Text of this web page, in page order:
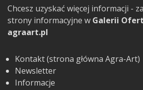
Chcesz uzyskać więcej informacji -
strony informacyjne w Galerii
agraart.pl
Kontakt (strona główna Agra-Art)
Newsletter
Informacje